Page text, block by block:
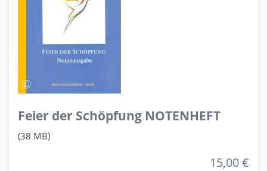
Feier der Schöpfung NOTENHEFT
(38 MB)
15,00 €